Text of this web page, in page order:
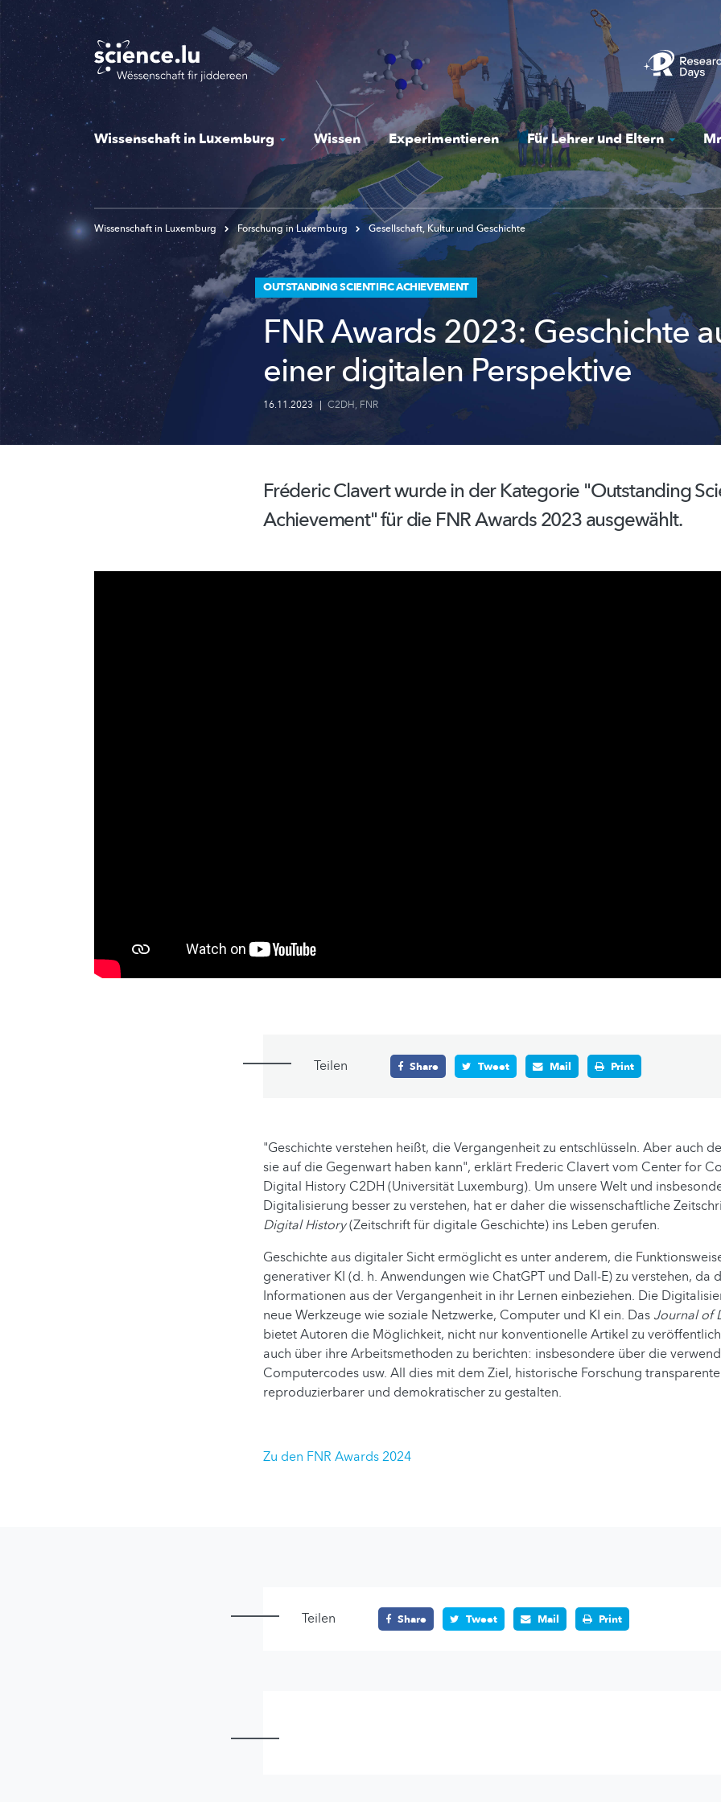
Skip
to
main
content
Wissenschaft in Luxemburg Wissen Experimentieren Für Lehrer und Eltern
Wissenschaft in Luxemburg Forschung in Luxemburg Gesellschaft, Kultur und Geschichte
OUTSTANDING SCIENTIFIC ACHIEVEMENT
FNR Awards 2023: Geschichte
einer digitalen Perspektive
16.11.2023 | C2DH, FNR
Fréderic Clavert wurde in der Kategorie "Outstanding
Achievement" für die FNR Awards 2023 ausgewählt.
Teilen Share Tweet Mail Print
"Geschichte verstehen heißt, die Vergangenheit zu entschlüsseln. Aber auch
sie auf die Gegenwart haben kann", erklärt Frederic Clavert vom Center for
Digital History C2DH (Universität Luxemburg). Um unsere Welt und
Digitalisierung besser zu verstehen, hat er daher die wissenschaftliche
Digital History(Zeitschrift für digitale Geschichte) ins Leben gerufen.
Geschichte aus digitaler Sicht ermöglicht es unter anderem, die
generativer KI (d. h. Anwendungen wie ChatGPT und Dall-E) zu verstehen, da
Informationen aus der Vergangenheit in ihr Lernen einbeziehen. Die
neue Werkzeuge wie soziale Netzwerke, Computer und KI ein. Das Journal of
bietet Autoren die Möglichkeit, nicht nur konventionelle Artikel zu
auch über ihre Arbeitsmethoden zu berichten: insbesondere über die
Computercodes usw. All dies mit dem Ziel, historische Forschung
reproduzierbarer und demokratischer zu gestalten.
Zu den FNR Awards 2024
Teilen Share Tweet Mail Print